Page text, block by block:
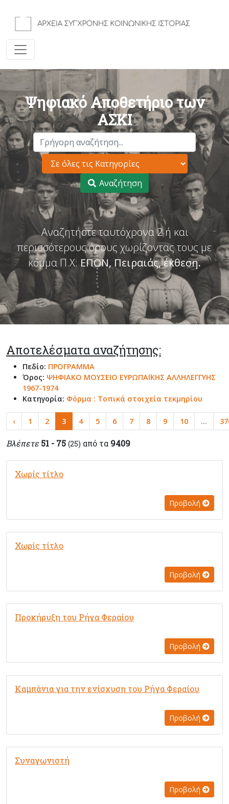
Ψηφιακό Αποθετήριο των
ΑΣΚΙ
Αναζήτηση
Αναζητήστε ταυτόχρονα 2 ή και
περισσότερους όρους χωρίζοντας τους με
κόμμα Π.Χ: ΕΠΟΝ, Πειραιάς, έκθεση.
Αποτελέσματα αναζήτησης:
Πεδίο: ΠΡΟΓΡΑΜΜΑ
Όρος: ΨΗΦΙΑΚΟ ΜΟΥΣΕΙΟ ΕΥΡΩΠΑΪΚΗΣ ΑΛΛΗΛΕΓΓΥΗΣ
1967-1974
Κατηγορία: Φόρμα : Τοπικά στοιχεία τεκμηρίου
‹ 1 2 3 4 5 6 7 8 9 10 ...
Βλέπετε 51 - 75 (25) από τα 9409
Χωρίς τίτλο
Προβολή
Χωρίς τίτλο
Προβολή
Προκήρυξη του Ρήγα Φεραίου
Προβολή
Καμπάνια για την ενίσχυση του Ρήγα Φεραίου
Προβολή
Συναγωνιστή
Προβολή